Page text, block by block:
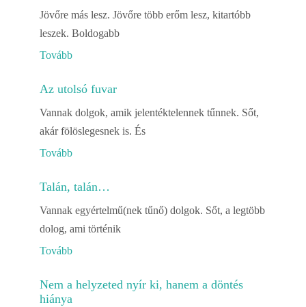
Jövőre más lesz. Jövőre több erőm lesz, kitartóbb
leszek. Boldogabb
Tovább
Az utolsó fuvar
Vannak dolgok, amik jelentéktelennek tűnnek. Sőt,
akár fölöslegesnek is. És
Tovább
Talán, talán…
Vannak egyértelmű(nek tűnő) dolgok. Sőt, a legtöbb
dolog, ami történik
Tovább
Nem a helyzeted nyír ki, hanem a döntés
hiánya